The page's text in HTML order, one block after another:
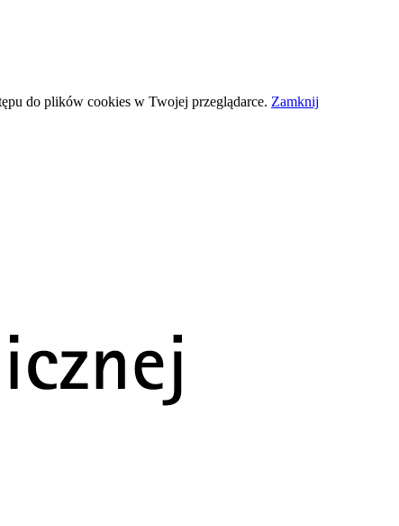
do plików cookies w Twojej przeglądarce. Zamknij